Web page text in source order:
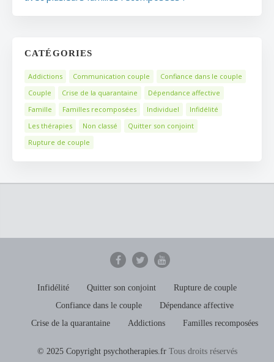
CATÉGORIES
Addictions Communication couple
Confiance dans le couple
Couple
Crise de la quarantaine
Dépendance affective
Famille
Familles recomposées Individuel
Infidélité
Les thérapies
Non classé
Quitter son conjoint
Rupture de couple
Infidélité Quitter son conjoint
Rupture de couple
Confiance dans le couple
Dépendance affective
Crise de la quarantaine
Addictions Familles recomposées
© 2025 Copyright psychotherapies.frTous droits réservés